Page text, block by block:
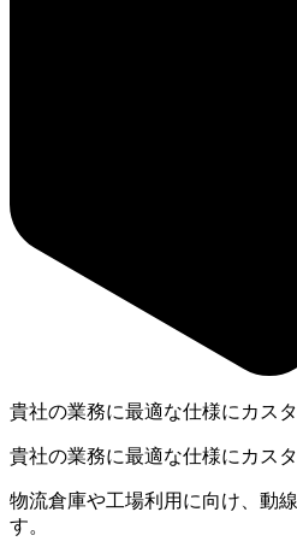
貴社の業務に最適な仕様にカス
貴社の業務に最適な仕様にカス
物流倉庫や工場利用に向け、動
す。